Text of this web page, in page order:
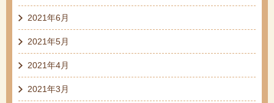
2021年6月
2021年5月
2021年4月
2021年3月